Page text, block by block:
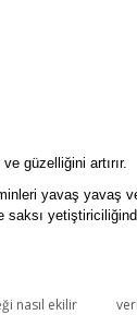
güzelliğini artırır.
yavaş
nasıl ekilir